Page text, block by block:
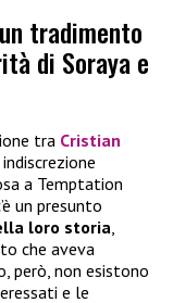
tradimento
di Soraya e
tra Cristian
a Temptation
un presunto
loro storia
che aveva
però, non esistono
e le